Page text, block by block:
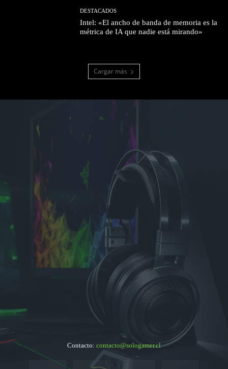
DESTACADOS
Intel: «El ancho de banda de memoria es la
métrica de IA que nadie está mirando»
Cargar más
Contacto: contacto@sologamer.cl